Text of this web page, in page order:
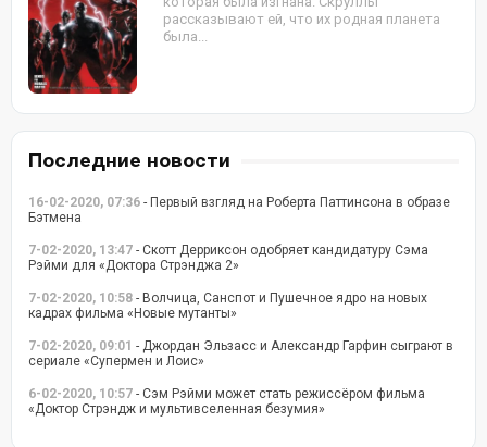
рассказывают ей, что их родная планета
была...
Последние новости
16-02-2020, 07:36 - Первый взгляд на Роберта Паттинсона в образе
Бэтмена
7-02-2020, 13:47 - Скотт Дерриксон одобряет кандидатуру Сэма
Рэйми для «Доктора Стрэнджа 2»
7-02-2020, 10:58 - Волчица, Санспот и Пушечное ядро на новых
кадрах фильма «Новые мутанты»
7-02-2020, 09:01 - Джордан Эльзасс и Александр Гарфин сыграют в
сериале «Супермен и Лоис»
6-02-2020, 10:57 - Сэм Рэйми может стать режиссёром фильма
«Доктор Стрэндж и мультивселенная безумия»